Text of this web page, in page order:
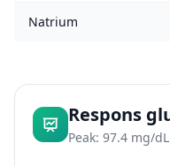
Natrium
Respons
Peak: 97.4 mg/dL